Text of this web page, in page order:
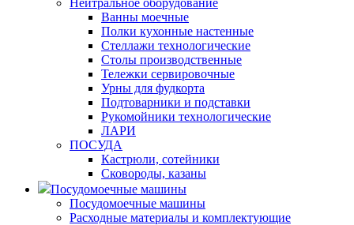
Ванны моечные
Полки кухонные настенные
Стеллажи технологические
Столы производственные
Тележки сервировочные
Урны для фудкорта
Подтоварники и подставки
Рукомойники технологические
ЛАРИ
ПОСУДА
Кастрюли, сотейники
Сковороды, казаны
Посудомоечные машины
Посудомоечные машины
Расходные материалы и комплектующие